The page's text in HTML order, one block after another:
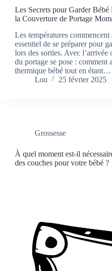
Les Secrets pour Garder
la Couverture de Portage
Les températures commencent
essentiel de se préparer pour
lors des sorties. Avec l’arrivée
du portage se pose : comment
thermique bébé tout en étant…
Lou
25 février 2025
Grossesse
À quel moment est-il
des couches pour votre bébé ?